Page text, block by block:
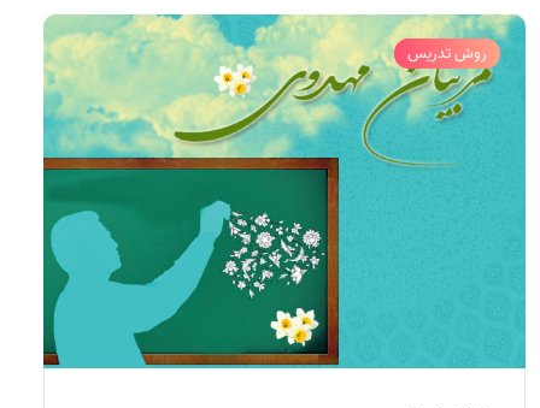
روش تدریس